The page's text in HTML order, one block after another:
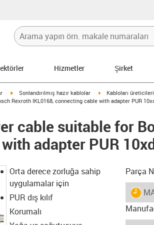
Hizmetler Şirket
igus-icon-arrow-right
Sonlandırılmış hazır kablolar igus-icon-arrow-right
Kabloları
Rexroth IKL0168, connecting cable with adapter PUR
cable suitable for
adapter PUR
Orta derece zorluğa sahip
uygulamalar için
PUR dış kılıf
Korumalı
Parça